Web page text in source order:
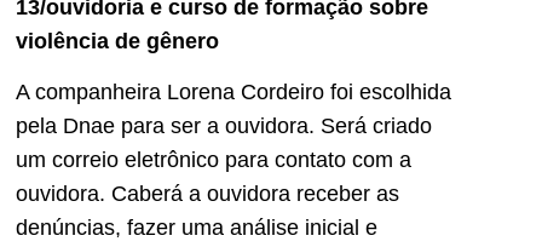
13/ouvidoria e curso de formação sobre
violência de gênero
A companheira Lorena Cordeiro foi escolhida
pela Dnae para ser a ouvidora. Será criado
um correio eletrônico para contato com a
ouvidora. Caberá a ouvidora receber as
denúncias, fazer uma análise inicial e